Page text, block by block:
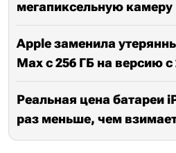
мегапиксельную камеру
Apple заменила
Max с 256 ГБ на версию с
Реальная цена батареи
раз меньше, чем